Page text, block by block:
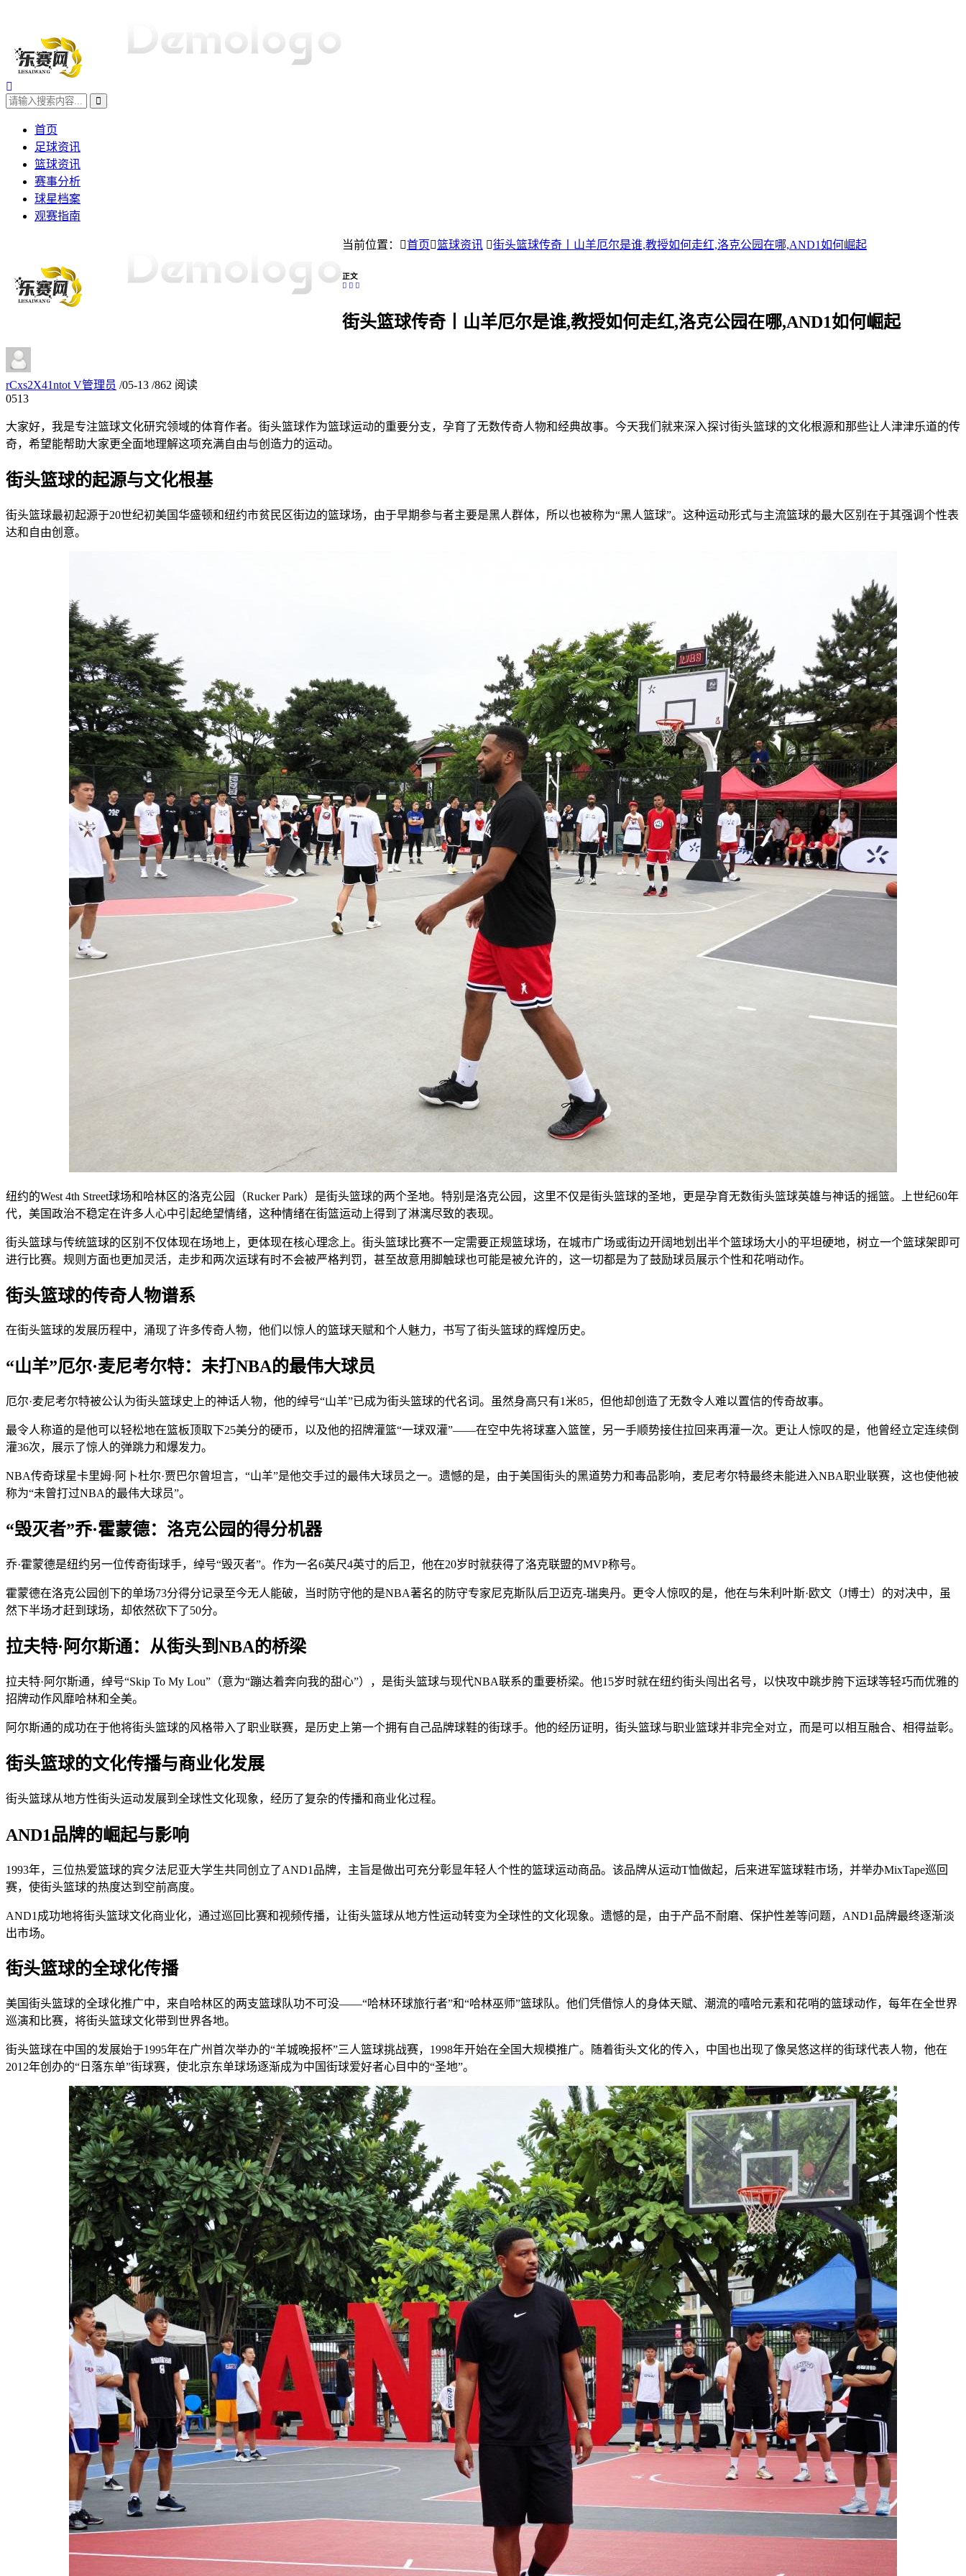
首页
足球资讯
篮球资讯
赛事分析
球星档案
观赛指南
当前位置： 首页 篮球资讯 街头篮球传奇丨山羊厄尔是谁,教授如何走红,洛克公园在哪,AND1如何崛起
正文
街头篮球传奇丨山羊厄尔是谁,教授如何走红,洛克公园在哪,AND1如何崛起
rCxs2X41ntot V管理员 /05-13 /862 阅读
0513
大家好，我是专注篮球文化研究领域的体育作者。街头篮球作为篮球运动的重要分支，孕育了无数传奇人物和经典故事。今天我们就来深入探讨街头篮球的文化根源和那些让人津津乐道的传
奇，希望能帮助大家更全面地理解这项充满自由与创造力的运动。
街头篮球的起源与文化根基
街头篮球最初起源于20世纪初美国华盛顿和纽约市贫民区街边的篮球场，由于早期参与者主要是黑人群体，所以也被称为“黑人篮球”。这种运动形式与主流篮球的最大区别在于其强调个性表
达和自由创意。
纽约的West 4th Street球场和哈林区的洛克公园（Rucker Park）是街头篮球的两个圣地。特别是洛克公园，这里不仅是街头篮球的圣地，更是孕育无数街头篮球英雄与神话的摇篮。上世纪60年
代，美国政治不稳定在许多人心中引起绝望情绪，这种情绪在街篮运动上得到了淋漓尽致的表现。
街头篮球与传统篮球的区别不仅体现在场地上，更体现在核心理念上。街头篮球比赛不一定需要正规篮球场，在城市广场或街边开阔地划出半个篮球场大小的平坦硬地，树立一个篮球架即可
进行比赛。规则方面也更加灵活，走步和两次运球有时不会被严格判罚，甚至故意用脚触球也可能是被允许的，这一切都是为了鼓励球员展示个性和花哨动作。
街头篮球的传奇人物谱系
在街头篮球的发展历程中，涌现了许多传奇人物，他们以惊人的篮球天赋和个人魅力，书写了街头篮球的辉煌历史。
“山羊”厄尔·麦尼考尔特：未打NBA的最伟大球员
厄尔·麦尼考尔特被公认为街头篮球史上的神话人物，他的绰号“山羊”已成为街头篮球的代名词。虽然身高只有1米85，但他却创造了无数令人难以置信的传奇故事。
最令人称道的是他可以轻松地在篮板顶取下25美分的硬币，以及他的招牌灌篮“一球双灌”——在空中先将球塞入篮筐，另一手顺势接住拉回来再灌一次。更让人惊叹的是，他曾经立定连续倒
灌36次，展示了惊人的弹跳力和爆发力。
NBA传奇球星卡里姆·阿卜杜尔·贾巴尔曾坦言，“山羊”是他交手过的最伟大球员之一。遗憾的是，由于美国街头的黑道势力和毒品影响，麦尼考尔特最终未能进入NBA职业联赛，这也使他被
称为“未曾打过NBA的最伟大球员”。
“毁灭者”乔·霍蒙德：洛克公园的得分机器
乔·霍蒙德是纽约另一位传奇街球手，绰号“毁灭者”。作为一名6英尺4英寸的后卫，他在20岁时就获得了洛克联盟的MVP称号。
霍蒙德在洛克公园创下的单场73分得分记录至今无人能破，当时防守他的是NBA著名的防守专家尼克斯队后卫迈克-瑞奥丹。更令人惊叹的是，他在与朱利叶斯·欧文（J博士）的对决中，虽
然下半场才赶到球场，却依然砍下了50分。
拉夫特·阿尔斯通：从街头到NBA的桥梁
拉夫特·阿尔斯通，绰号“Skip To My Lou”（意为“蹦达着奔向我的甜心”），是街头篮球与现代NBA联系的重要桥梁。他15岁时就在纽约街头闯出名号，以快攻中跳步胯下运球等轻巧而优雅的
招牌动作风靡哈林和全美。
阿尔斯通的成功在于他将街头篮球的风格带入了职业联赛，是历史上第一个拥有自己品牌球鞋的街球手。他的经历证明，街头篮球与职业篮球并非完全对立，而是可以相互融合、相得益彰。
街头篮球的文化传播与商业化发展
街头篮球从地方性街头运动发展到全球性文化现象，经历了复杂的传播和商业化过程。
AND1品牌的崛起与影响
1993年，三位热爱篮球的宾夕法尼亚大学生共同创立了AND1品牌，主旨是做出可充分彰显年轻人个性的篮球运动商品。该品牌从运动T恤做起，后来进军篮球鞋市场，并举办MixTape巡回
赛，使街头篮球的热度达到空前高度。
AND1成功地将街头篮球文化商业化，通过巡回比赛和视频传播，让街头篮球从地方性运动转变为全球性的文化现象。遗憾的是，由于产品不耐磨、保护性差等问题，AND1品牌最终逐渐淡
出市场。
街头篮球的全球化传播
美国街头篮球的全球化推广中，来自哈林区的两支篮球队功不可没——“哈林环球旅行者”和“哈林巫师”篮球队。他们凭借惊人的身体天赋、潮流的嘻哈元素和花哨的篮球动作，每年在全世界
巡演和比赛，将街头篮球文化带到世界各地。
街头篮球在中国的发展始于1995年在广州首次举办的“羊城晚报杯”三人篮球挑战赛，1998年开始在全国大规模推广。随着街头文化的传入，中国也出现了像吴悠这样的街球代表人物，他在
2012年创办的“日落东单”街球赛，使北京东单球场逐渐成为中国街球爱好者心目中的“圣地”。